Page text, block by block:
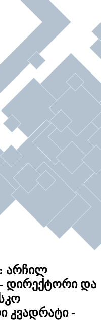
არჩილ
- დირექტორი და
კვადრატი -